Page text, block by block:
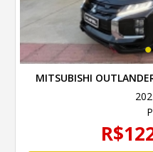
•
MITSUBISHI